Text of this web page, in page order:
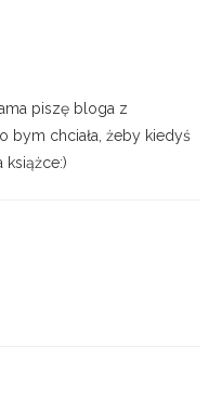
piszę bloga z
bym chciała, żeby kiedyś
książce:)